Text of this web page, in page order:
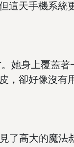
這天手機系統
她身上覆蓋著
，卻好像沒有
了高大的魔法